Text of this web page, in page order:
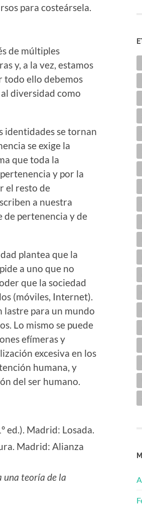
para costeársela.
de múltiples
y, a la vez, estamos
todo ello debemos
diversidad como
identidades se tornan
se exige la
que toda la
y por la
el resto de
a nuestra
de pertenencia y de
plantea que la
a uno que no
que la sociedad
(móviles, Internet).
para un mundo
Lo mismo se puede
efímeras y
excesiva en los
humana, y
del ser humano.
ed.). Madrid: Losada.
Madrid: Alianza
una teoría de la